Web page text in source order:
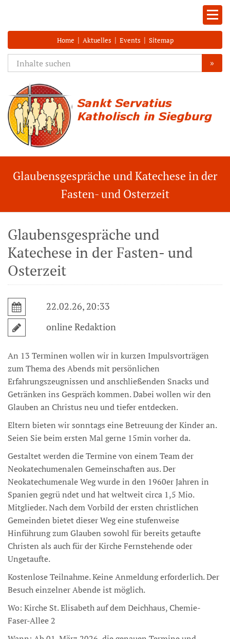
Home | Aktuelles | Events | Sitemap
»
Glaubensgespräche und Katechese in der
Fasten- und Osterzeit
Glaubensgespräche und
Katechese in der Fasten- und
Osterzeit
22.02.26, 20:33
online Redaktion
An 13 Terminen wollen wir in kurzen Impulsvorträgen
zum Thema des Abends mit persönlichen
Erfahrungszeugnissen und anschließenden Snacks und
Getränken ins Gespräch kommen. Dabei wollen wir den
Glauben an Christus neu und tiefer entdecken.
Eltern bieten wir sonntags eine Betreuung der Kinder an.
Seien Sie beim ersten Mal gerne 15min vorher da.
Gestaltet werden die Termine von einem Team der
Neokatechumenalen Gemeinschaften aus. Der
Neokatechumenale Weg wurde in den 1960er Jahren in
Spanien gegrü ndet und hat weltweit circa 1,5 Mio.
Mitglieder. Nach dem Vorbild der ersten christlichen
Gemeinden bietet dieser Weg eine stufenweise
Hinführung zum Glauben sowohl für bereits getaufte
Christen als auch für der Kirche Fernstehende oder
Ungetaufte.
Kostenlose Teilnahme. Keine Anmeldung erforderlich. Der
Besuch einzelner Abende ist möglich.
Wo: Kirche St. Elisabeth auf dem Deichhaus, Chemie-
Faser-Allee 2